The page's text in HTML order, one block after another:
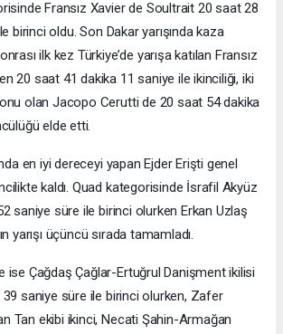
Fransız Xavier de Soultrait 20 saat 28
birinci oldu. Son Dakar yarışında kaza
ilk kez Türkiye’de yarışa katılan Fransız
20 saat 41 dakika 11 saniye ile ikinciliği, iki
olan Jacopo Cerutti de 20 saat 54 dakika
elde etti.
en iyi dereceyi yapan Ejder Erişti genel
kaldı. Quad kategorisinde İsrafil Akyüz
saniye süre ile birinci olurken Erkan Uzlaş
yarışı üçüncü sırada tamamladı.
ise Çağdaş Çağlar-Ertuğrul Danişment ikilisi
saniye süre ile birinci olurken, Zafer
Tan ekibi ikinci, Necati Şahin-Armağan